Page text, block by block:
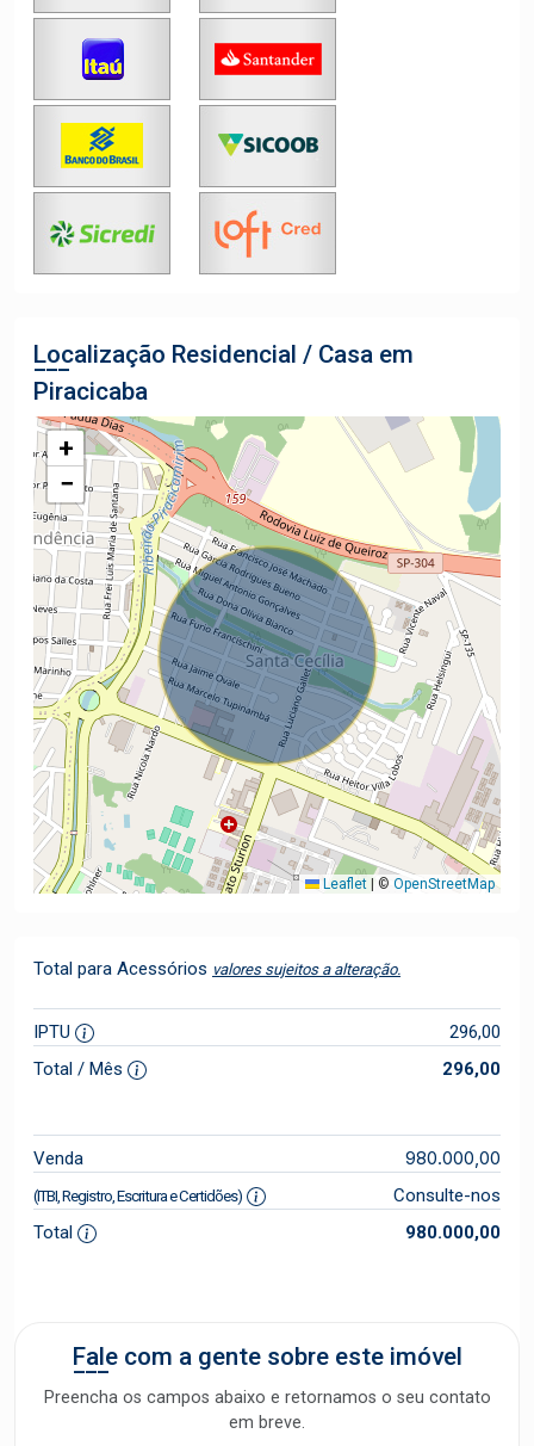
Localização Residencial / Casa em
Piracicaba
+
−
Leaflet © OpenStreetMap
Total para Acessórios valores sujeitos a alteração.
IPTU
296,00
Total / Mês
296,00
Venda 980.000,00
(ITBI, Registro, Escritura e Certidões)
Consulte-nos
Total
980.000,00
Fale com a gente sobre este imóvel
Preencha os campos abaixo e retornamos o seu contato
em breve.